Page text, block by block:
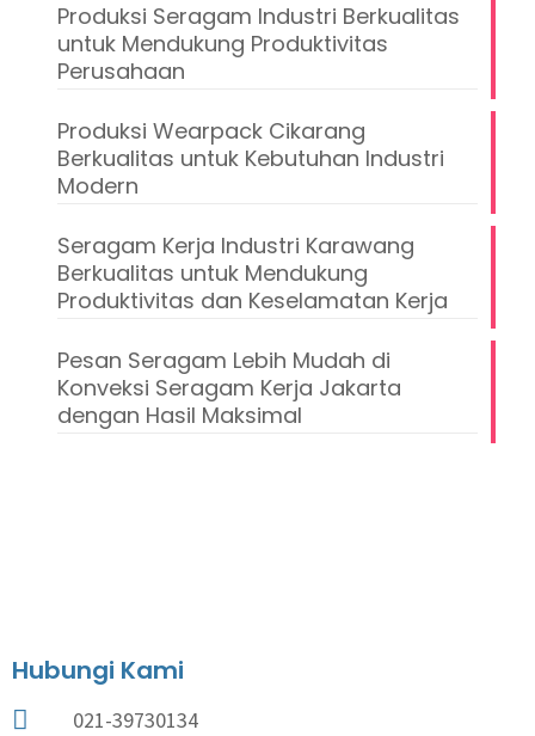
Produksi Seragam Industri Berkualitas
untuk Mendukung Produktivitas
Perusahaan
Produksi Wearpack Cikarang
Berkualitas untuk Kebutuhan Industri
Modern
Seragam Kerja Industri Karawang
Berkualitas untuk Mendukung
Produktivitas dan Keselamatan Kerja
Pesan Seragam Lebih Mudah di
Konveksi Seragam Kerja Jakarta
dengan Hasil Maksimal
Hubungi Kami
021-39730134